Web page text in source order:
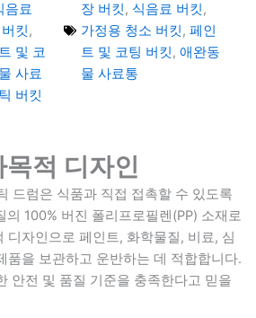
음료
킷,
및 코
사료
버킷
장 버킷, 식음료 버킷,
가정용 청소 버킷, 페인
트 및 코팅 버킷, 애완동
물 사료통
적 디자인
드럼은 식품과 직접 접촉할 수 있도록
의 100% 버진 폴리프로필렌(PP) 소재로
디자인으로 페인트, 화학물질, 비료, 심
품을 보관하고 운반하는 데 적합합니다.
안전 및 품질 기준을 충족한다고 믿을